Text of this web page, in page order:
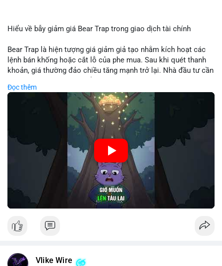
Hiểu về bẫy giảm giá Bear Trap trong giao dịch tài chính
Bear Trap là hiện tượng giá giảm giả tạo nhằm kích hoạt các
lệnh bán khống hoặc cắt lỗ của phe mua. Sau khi quét thanh
khoản, giá thường đảo chiều tăng mạnh trở lại. Nhà đầu tư cần
hóa điểm vào lệnh.
🎥 Xem video trực tiếp tại:
Nguồn: Cú Thông Thái
Đọc thêm
Vlike Wire